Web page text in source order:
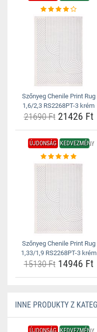
Szőnyeg Chenile Print Rug
1,6/2,3 RS2268PT-3 krém
21690 Ft21426 Ft
ÚJDONSÁG KEDVEZMÉNY
Szőnyeg Chenile Print Rug
1,33/1,9 RS2268PT-3 krém
15130 Ft14946 Ft
INNE PRODUKTY Z
ÚJDONSÁG KEDVEZMÉNY